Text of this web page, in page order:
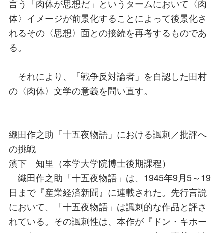
言う「肉体が思想だ」というタームにおいて〈肉
体〉イメージが前景化することによって後景化さ
れるその〈思想〉面との接続を再考するものであ
る。
それにより、「戦争反対論者」を自認した田村
の〈肉体〉文学の意義を問い直す。
織田作之助「十五夜物語」における諷刺／批評へ
の挑戦
濱下 知里（本学大学院博士後期課程）
織田作之助「十五夜物語」は、1945年9月5～19
日まで『産業経済新聞』に連載された。先行言説
において、「十五夜物語」は諷刺的な作品と評さ
れている。その諷刺性は、本作が『ドン・キホー